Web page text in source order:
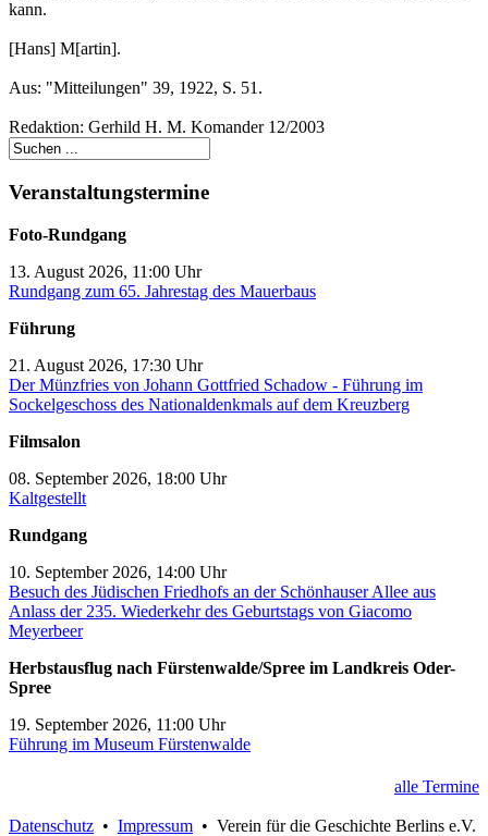
kann.
[Hans] M[artin].
Aus: "Mitteilungen" 39, 1922, S. 51.
Redaktion: Gerhild H. M. Komander 12/2003
Veranstaltungstermine
Foto-Rundgang
13. August 2026, 11:00 Uhr
Rundgang zum 65. Jahrestag des Mauerbaus
Führung
21. August 2026, 17:30 Uhr
Der Münzfries von Johann Gottfried Schadow - Führung im
Sockelgeschoss des Nationaldenkmals auf dem Kreuzberg
Filmsalon
08. September 2026, 18:00 Uhr
Kaltgestellt
Rundgang
10. September 2026, 14:00 Uhr
Besuch des Jüdischen Friedhofs an der Schönhauser Allee aus
Anlass der 235. Wiederkehr des Geburtstags von Giacomo
Meyerbeer
Herbstausflug nach Fürstenwalde/Spree im Landkreis Oder-
Spree
19. September 2026, 11:00 Uhr
Führung im Museum Fürstenwalde
alle Termine
Datenschutz • Impressum • Verein für die Geschichte Berlins e.V.